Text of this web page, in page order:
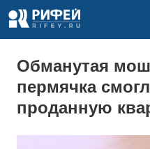
Обманутая
пермячка
проданную